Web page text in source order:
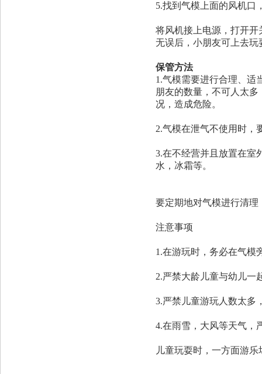
5.找到气模上面的风机口
将风机接上电源，打开
无误后，小朋友可上去玩
保管方法
1.气模需要进行合理、适
朋友的数量，不可人太
况，造成危险。
2.气模在泄气不使用时，
3.在不经营并且放置在室
水，冰霜等。
要定期地对气模进行清
注意事项
1.在游玩时，务必在气模
2.严禁大龄儿童与幼儿一
3.严禁儿童游玩人数太多
4.在雨雪，大风等天气，
儿童玩耍时，一方面游